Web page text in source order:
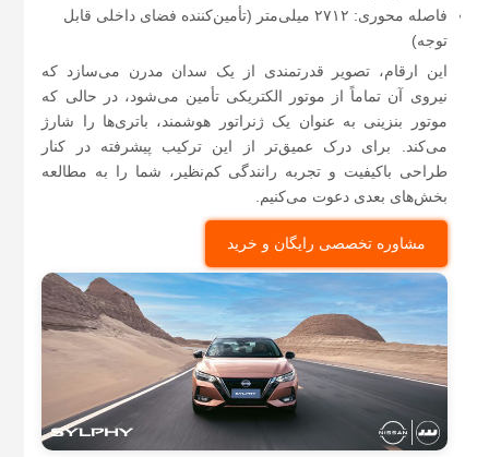
فاصله محوری: ۲۷۱۲ میلی‌متر (تأمین‌کننده فضای داخلی قابل
توجه)
این ارقام، تصویر قدرتمندی از یک سدان مدرن می‌سازد که
نیروی آن تماماً از موتور الکتریکی تأمین می‌شود، در حالی که
موتور بنزینی به عنوان یک ژنراتور هوشمند، باتری‌ها را شارژ
می‌کند. برای درک عمیق‌تر از این ترکیب پیشرفته در کنار
طراحی باکیفیت و تجربه رانندگی کم‌نظیر، شما را به مطالعه
بخش‌های بعدی دعوت می‌کنیم.
مشاوره تخصصی رایگان و خرید